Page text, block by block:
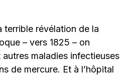
terrible révélation de la
– vers 1825 – on
maladies infectieuses
de mercure. Et à l’hôpital